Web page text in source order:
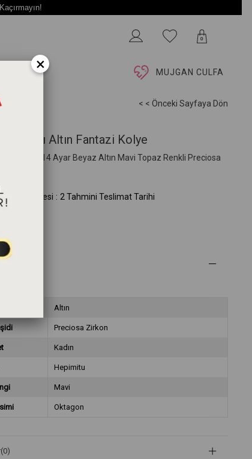
0
MUJGAN CULFA
< < Önceki Sayfaya Dön
Altın Fantazi Kolye
14 Ayar Beyaz Altın Mavi Topaz Renkli Preciosa
Süresi : 2 Tahmini Teslimat Tarihi
Altın
Preciosa Zirkon
Kadın
Hepimitu
Mavi
Oktagon
(0)
×